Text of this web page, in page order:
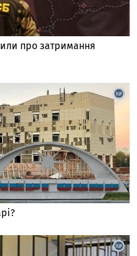
про затримання